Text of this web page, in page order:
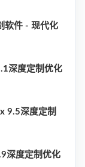
软件 - 现代化
深度定制优化
9.5深度定制
深度定制优化